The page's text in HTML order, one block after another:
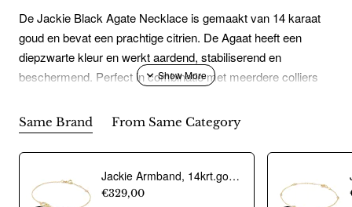
De Jackie Black Agate Necklace is gemaakt van 14 karaat
goud en bevat een prachtige citrien. De Agaat heeft een
diepzwarte kleur en werkt aardend, stabiliserend en
beschermend. Perfect in combinatie met meerdere colliers
Same Brand From Same Category
Jackie Armband, 14krt.goud "Giro Doppio Bracelet" (lengte: 16-17-18cm.) - 24492
€329,00